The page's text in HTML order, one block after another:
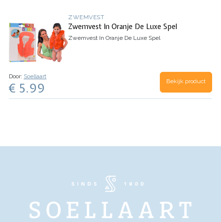
ZWEMVEST
Zwemvest In Oranje De Luxe Spel
Zwemvest In Oranje De Luxe Spel
Door: Soellaart
€ 5.99 Bekijk product